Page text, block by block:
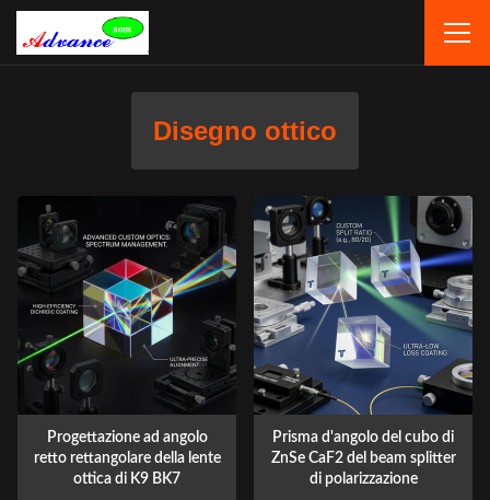
Disegno ottico
Progettazione ad angolo
retto rettangolare della lente
ottica di K9 BK7
Prisma d'angolo del cubo di
ZnSe CaF2 del beam splitter
di polarizzazione